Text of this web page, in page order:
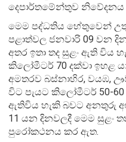
දෙපාර්තමේන්තුව
මෙම පද්ධතිය හේතුවෙන්
පළාත්වල ජනවාරි 09 වන
අතර ඉතා තද සුළං ඇති විය
කිලෝමීටර් 70 දක්වා ඉහළ
අමතරව බස්නාහිර, වයඹ,
විට පැයට කිලෝමීටර් 50-
ඇතිවිය හැකි බවට අනතුරු
11 යන දිනවලදී මෙම සුළං
පුරෝකථනය කර ඇත.